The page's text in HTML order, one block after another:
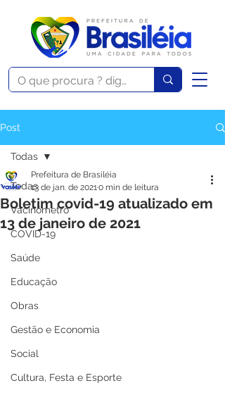
Post
Todas
Vacinômetro
COVID-19
Saúde
Educação
Obras
Gestão e Economia
Social
Cultura, Festa e Esporte
Todas
Boletim covid-19 atualizado em
13 de janeiro de 2021
Prefeitura de Brasiléia
13 de jan. de 20210 min de leitura